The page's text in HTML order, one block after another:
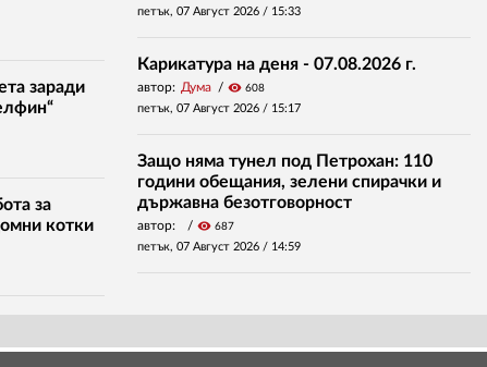
заради
за
котки
петък, 07 Август 2026 / 15:33
Карикатура на деня - 07.08.2026 г.
автор: Дума visibility 608
петък, 07 Август 2026 / 15:17
Защо няма тунел под Петрохан: 110
години обещания, зелени спирачки и
държавна безотговорност
автор: visibility 687
петък, 07 Август 2026 / 14:59